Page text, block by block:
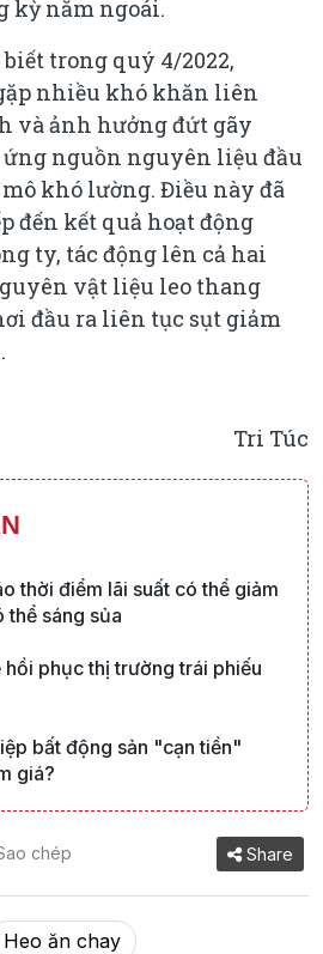
kỳ năm ngoái.
trong quý 4/2022,
nhiều khó khăn liên
và ảnh hưởng đứt gãy
nguồn nguyên liệu đầu
khó lường. Điều này đã
đến kết quả hoạt động
ty, tác động lên cả hai
vật liệu leo thang
đầu ra liên tục sụt giảm
Tri Túc
thời điểm lãi suất có thể giảm
thể sáng sủa
hồi phục thị trường trái phiếu
bất động sản "cạn tiền"
giá?
chép Share
Heo ăn chay